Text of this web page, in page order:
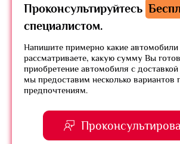
Проконсультируйтесь
специалистом.
Напишите примерно какие
рассматриваете, какую сумму Вы
приобретение автомобиля с
мы предоставим несколько вариантов
предпочтениям.